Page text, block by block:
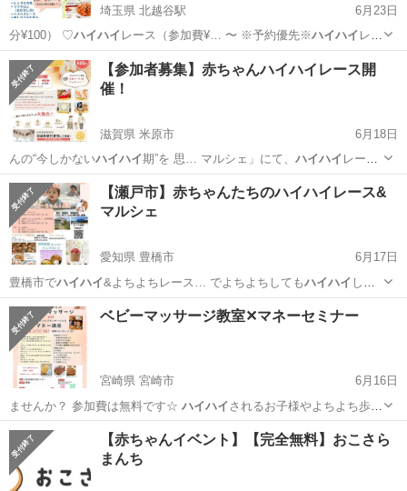
埼玉県 北越谷駅
6月23日
分¥100） ♡ハイハイ レース（参加費¥… 〜 ※予約優先※ハイハイ レー
ス http…
埼玉 越谷市 北越谷駅 育児 ハンドメイド
【参加者募集】赤ちゃんハイハイレース開
催！
滋賀県 米原市
6月18日
んの“今しかないハイハイ 期”を 思… マルシェ」にて、 ハイハイ レース
を開催しま… 一生懸命ハイハイする姿をプロカメ… に楽しめる「パパ
ハイハイ
レース」も開催予… 当日は ハイハイレース以外にも、… メ
ッ...
滋賀 米原市 育児 ハイハイ
【瀬戸市】赤ちゃんたちのハイハイレース&
マルシェ
愛知県 豊橋市
6月17日
豊橋市でハイハイ&よちよちレース… でよちよちしてもハイハイ して
もOK …
愛知 豊橋市 育児 レース
ベビーマッサージ教室✕マネーセミナー
宮崎県 宮崎市
6月16日
ませんか？ 参加費は無料です☆ ハイハイ されるお子様やよちよち歩く
お子様もO…
宮崎 育児 お金
【赤ちゃんイベント】【完全無料】おこさら
まんち